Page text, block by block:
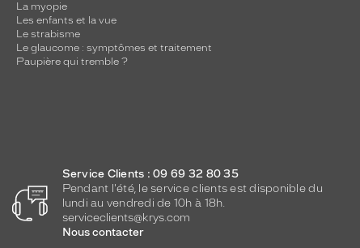
La myopie
Les enfants et la vue
Le strabisme
Le glaucome : symptômes et traitement
Paupière qui tremble ?
Service Clients : 09 69 32 80 35
Pendant l'été, le service clients est disponible du
lundi au vendredi de 10h à 18h.
serviceclients@krys.com
Nous contacter